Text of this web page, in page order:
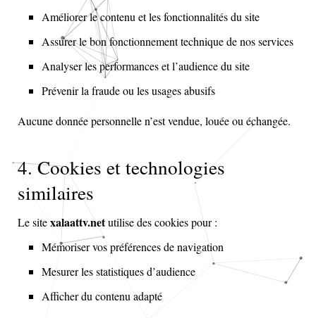
Améliorer le contenu et les fonctionnalités du site
Assurer le bon fonctionnement technique de nos services
Analyser les performances et l’audience du site
Prévenir la fraude ou les usages abusifs
Aucune donnée personnelle n’est vendue, louée ou échangée.
4. Cookies et technologies
similaires
Le sitexalaattv.netutilise des cookies pour :
Mémoriser vos préférences de navigation
Mesurer les statistiques d’audience
Afficher du contenu adapté